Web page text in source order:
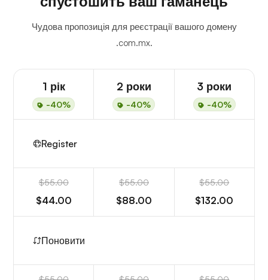
Чудова пропозиція для реєстрації вашого домену
.com.mx.
1 рік
-40%
2 роки
-40%
3 роки
-40%
Register
$55.00
$44.00
$55.00
$88.00
$55.00
$132.00
Поновити